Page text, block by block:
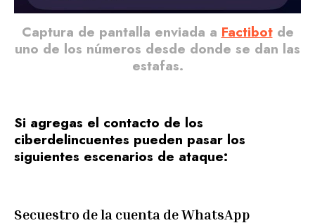
Captura de pantalla enviada a Factibotde
uno de los números desde donde se dan las
estafas.
Si agregas el contacto de los
ciberdelincuentes pueden pasar los
siguientes escenarios de ataque:
Secuestro de la cuenta de WhatsApp